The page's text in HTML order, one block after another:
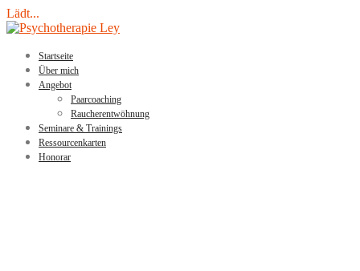
Lädt...
Skip
contentStartseite
Über mich
Angebot
Paarcoaching
Raucherentwöhnung
Seminare & Trainings
Ressourcenkarten
Honorar